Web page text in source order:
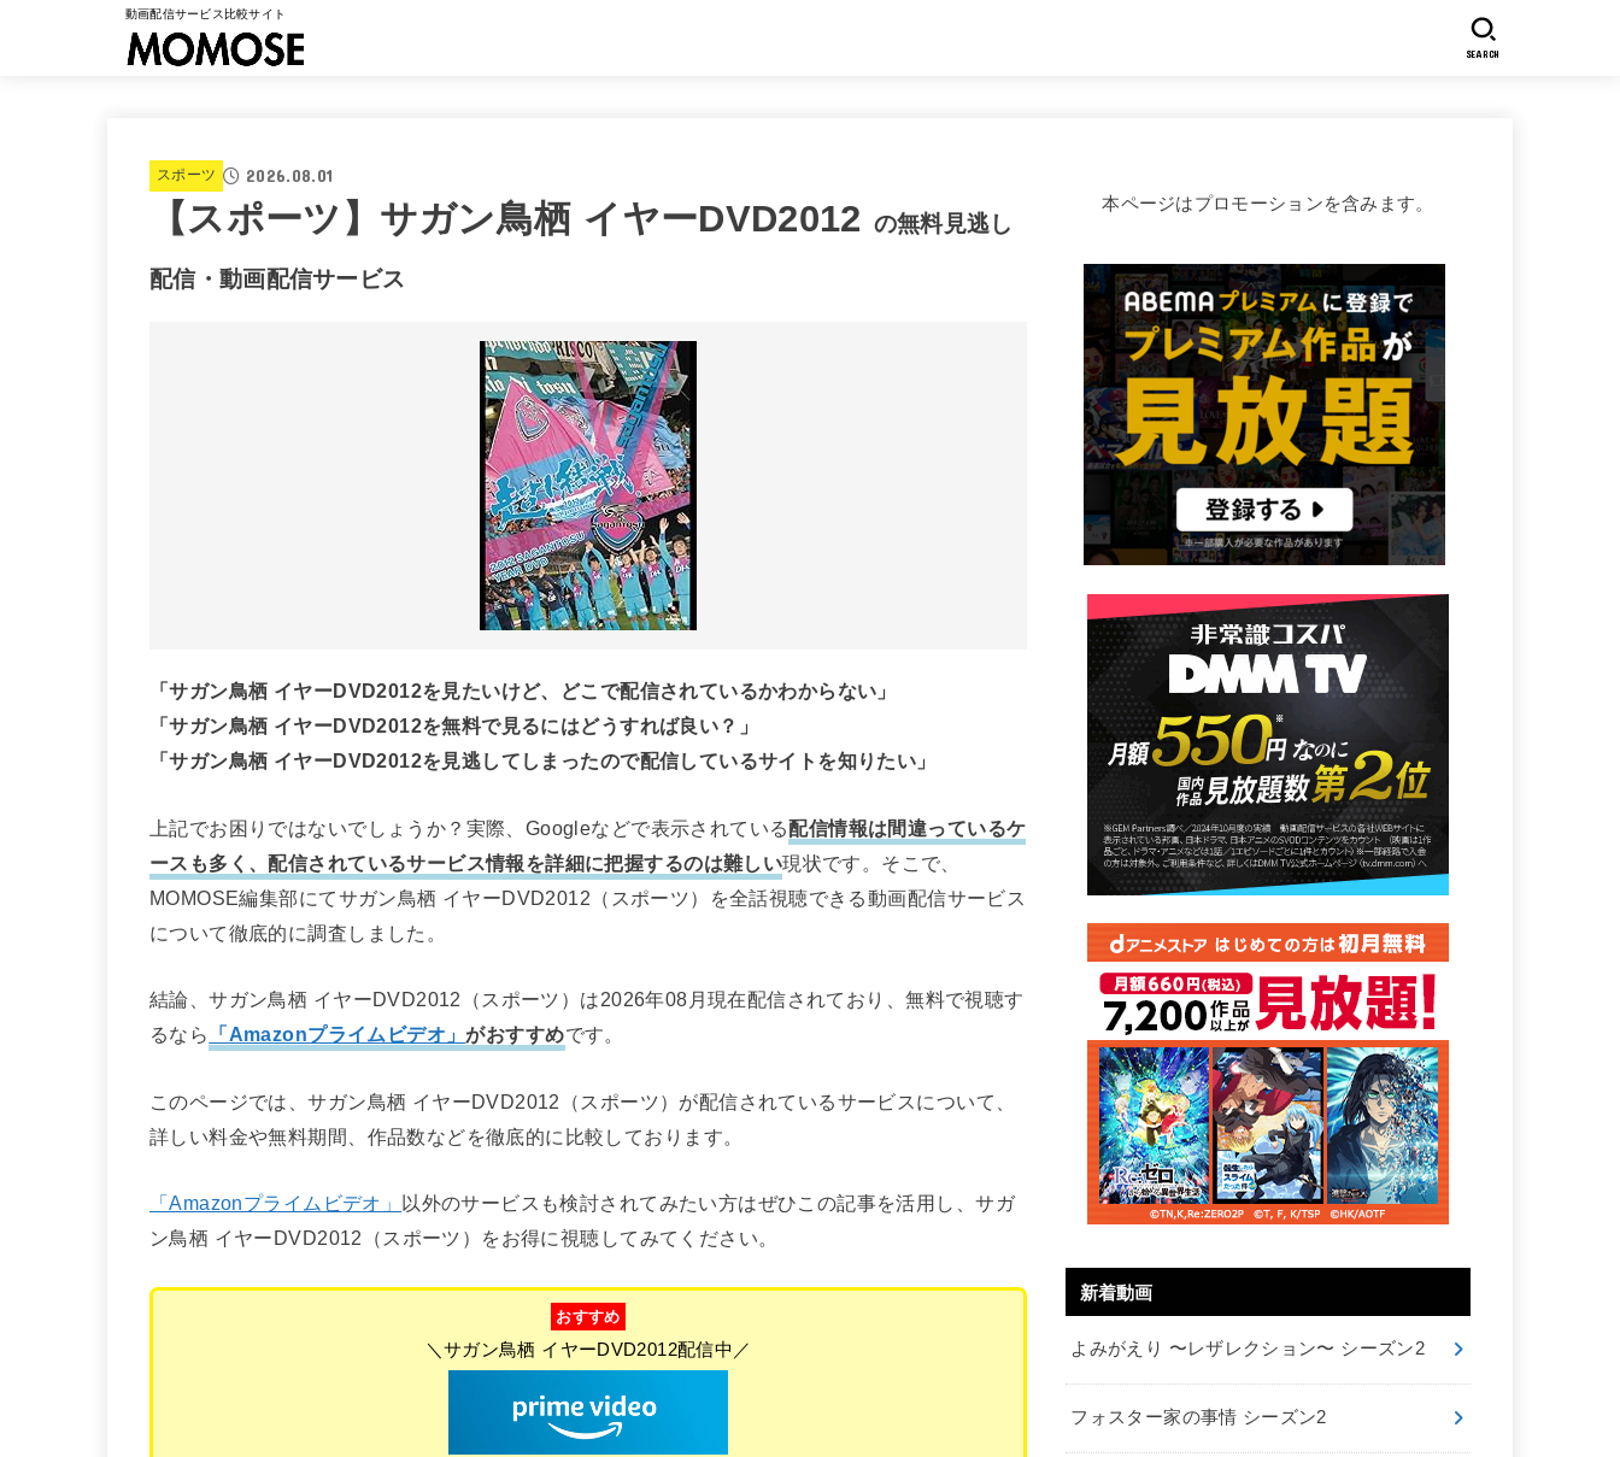
動画配信サービス比較サイト
SEARCH
スポーツ 2026.08.01
【スポーツ】サガン鳥栖 イヤーDVD2012 の無料見逃し
配信・動画配信サービス
「サガン鳥栖 イヤーDVD2012を見たいけど、どこで配信されているかわからない」
「サガン鳥栖 イヤーDVD2012を無料で見るにはどうすれば良い？」
「サガン鳥栖 イヤーDVD2012を見逃してしまったので配信しているサイトを知りたい」
上記でお困りではないでしょうか？実際、Googleなどで表示されている配信情報は間違っているケ
ースも多く、配信されているサービス情報を詳細に把握するのは難しい現状です。そこで、
MOMOSE編集部にてサガン鳥栖 イヤーDVD2012（スポーツ）を全話視聴できる動画配信サービス
について徹底的に調査しました。
結論、サガン鳥栖 イヤーDVD2012（スポーツ）は2026年08月現在配信されており、無料で視聴す
るなら
「Amazonプライムビデオ」がおすすめです。
このページでは、サガン鳥栖 イヤーDVD2012（スポーツ）が配信されているサービスについて、
詳しい料金や無料期間、作品数などを徹底的に比較しております。
「Amazonプライムビデオ」 以外のサービスも検討されてみたい方はぜひこの記事を活用し、サガ
ン鳥栖 イヤーDVD2012（スポーツ）をお得に視聴してみてください。
おすすめ
＼サガン鳥栖 イヤーDVD2012配信中／
本ページはプロモーションを含みます。
新着動画
よみがえり 〜レザレクション〜 シーズン2
フォスター家の事情 シーズン2